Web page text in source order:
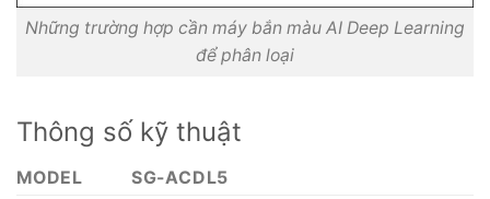
Những trường hợp cần máy bắn màu AI Deep Learning
để phân loại
Thông số kỹ thuật
MODEL
SG-ACDL5